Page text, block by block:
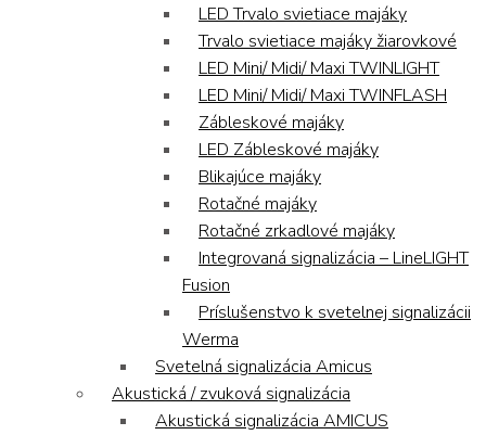
LED Trvalo svietiace majáky
Trvalo svietiace majáky žiarovkové
LED Mini/ Midi/ Maxi TWINLIGHT
LED Mini/ Midi/ Maxi TWINFLASH
Zábleskové majáky
LED Zábleskové majáky
Blikajúce majáky
Rotačné majáky
Rotačné zrkadlové majáky
Integrovaná signalizácia – LineLIGHT
Fusion
Príslušenstvo k svetelnej signalizácii
Werma
Svetelná signalizácia Amicus
Akustická / zvuková signalizácia
Akustická signalizácia AMICUS